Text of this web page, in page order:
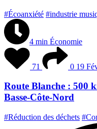
#Écoanxiété #industrie
4 min Économie
71 0 19
Route Blanche : 500
Basse-Côte-Nord
#Réduction des déchets